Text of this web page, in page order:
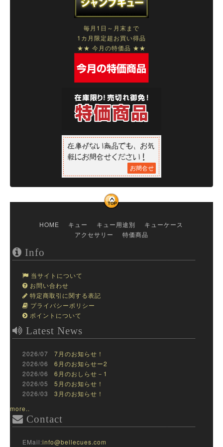
毎月1日～月末まで
1カ月限定超お買い得品
★★ 今月の特価品 ★★
HOME キュー キュー用途別
キューケース
アクセサリー
特価商品
Info
当サイトについて
お問い合わせ
特定商取引に関する表記
プライバシーポリシー
ポイントについて
Latest News
2026/07 7月のお知らせ！
2026/06 6月のお知らせー2
2026/06 6月のおしらせ－1
2026/05 5月のお知らせ！
2026/03 3月のお知らせ！
more..
Contact
EMail:info@bellecues.com